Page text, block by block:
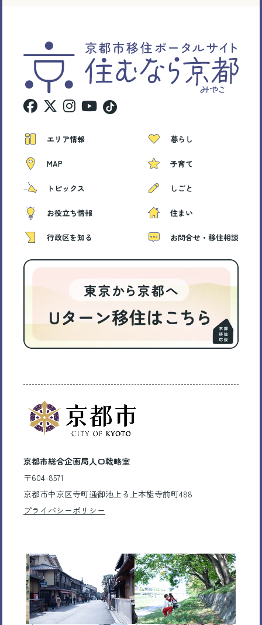
エリア情報
MAP
トピックス
お役立ち情報
行政区を知る
暮らし
子育て
しごと
住まい
お問合せ・移住相談
京都市総合企画局人口戦略室
〒604-8571
京都市中京区寺町通御池上る上本能寺前町488
プライバシーポリシー